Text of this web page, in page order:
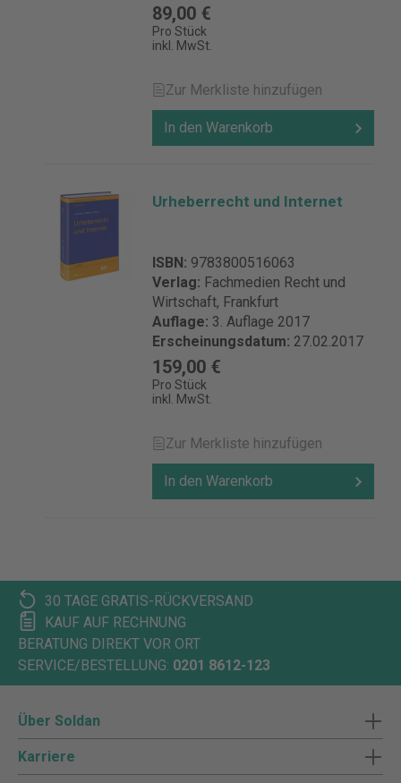
89,00 €
Pro Stück
inkl. MwSt.
Zur Merkliste hinzufügen
In den Warenkorb
Urheberrecht und Internet
ISBN: 9783800516063
Verlag: Fachmedien Recht und
Wirtschaft, Frankfurt
Auflage: 3. Auflage 2017
Erscheinungsdatum: 27.02.2017
159,00 €
Pro Stück
inkl. MwSt.
Zur Merkliste hinzufügen
In den Warenkorb
30 TAGE GRATIS-RÜCKVERSAND
KAUF AUF RECHNUNG
BERATUNG DIREKT VOR ORT
SERVICE/BESTELLUNG: 0201 8612-123
Über Soldan
Karriere